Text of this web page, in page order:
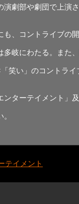
演劇部や劇団で上演さ
も、コントライブの
多岐にわたる。また
笑い」のコントライ
ンターテイメント」
テイメント